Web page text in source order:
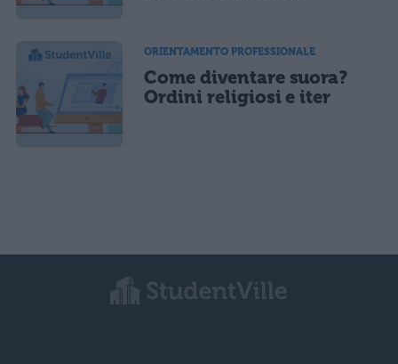
ORIENTAMENTO PROFESSIONALE
Come diventare suora?
Ordini religiosi e iter